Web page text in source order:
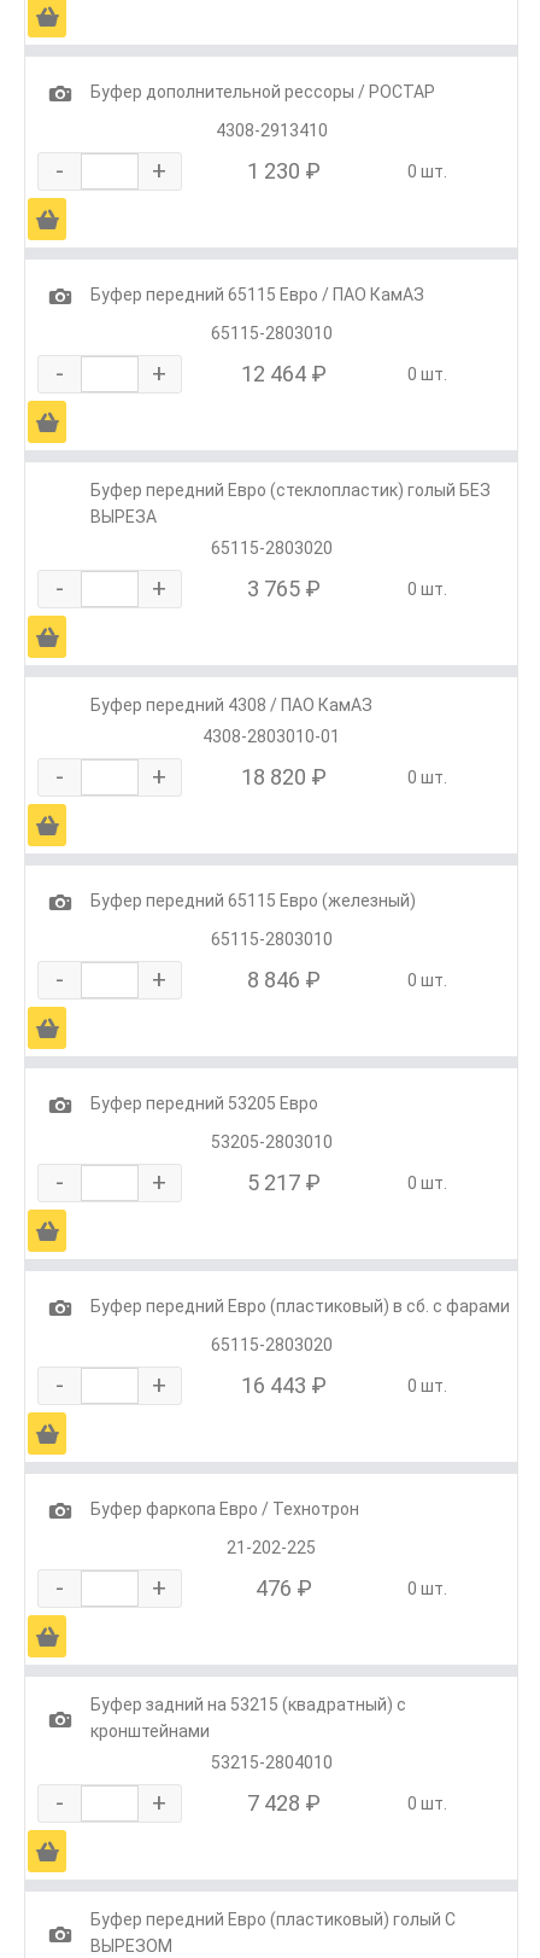
Ä
1
Буфер дополнительной рессоры / РОСТАР
4308-2913410
- + 1 230 ₽ 0 шт.
Ä
1
Буфер передний 65115 Евро / ПАО КамАЗ
65115-2803010
- + 12 464 ₽ 0 шт.
Ä
Буфер передний Евро (стеклопластик) голый БЕЗ
ВЫРЕЗА
65115-2803020
- + 3 765 ₽ 0 шт.
Ä
Буфер передний 4308 / ПАО КамАЗ
4308-2803010-01
- + 18 820 ₽ 0 шт.
Ä
1
Буфер передний 65115 Евро (железный)
65115-2803010
- + 8 846 ₽ 0 шт.
Ä
1
Буфер передний 53205 Евро
53205-2803010
- + 5 217 ₽ 0 шт.
Ä
1
Буфер передний Евро (пластиковый) в сб. с фарами
65115-2803020
- + 16 443 ₽ 0 шт.
Ä
1
Буфер фаркопа Евро / Технотрон
21-202-225
- + 476 ₽ 0 шт.
Ä
1
Буфер задний на 53215 (квадратный) с
кронштейнами
53215-2804010
- + 7 428 ₽ 0 шт.
Ä
1
Буфер передний Евро (пластиковый) голый С
ВЫРЕЗОМ